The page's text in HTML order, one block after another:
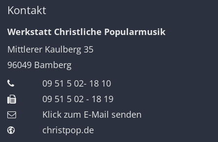
Kontakt
Werkstatt Christliche Popularmusik
Mittlerer Kaulberg 35
96049 Bamberg
09 51 5 02- 18 10
09 51 5 02 - 18 19
Klick zum E-Mail senden
christpop.de